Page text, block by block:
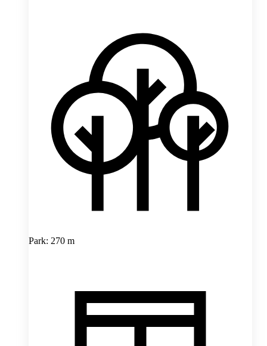
Park: 270 m